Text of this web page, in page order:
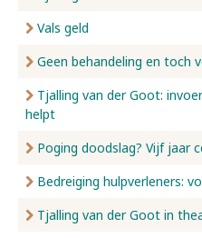
Vals geld
Geen behandeling en toch
Tjalling van der Goot:
helpt
Poging doodslag? Vijf jaar
Bedreiging hulpverleners:
Tjalling van der Goot in